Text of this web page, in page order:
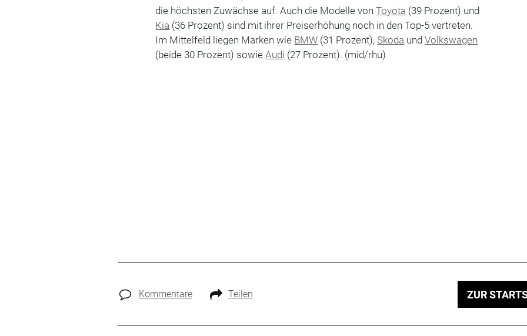
die höchsten Zuwächse auf. Auch die Modelle vonToyota (39 Prozent) und
Kia (36 Prozent) sind mit ihrer Preiserhöhung noch in den Top-5 vertreten.
Im Mittelfeld liegen Marken wie BMW (31 Prozent), Skoda undVolkswagen
(beide 30 Prozent) sowieAudi (27 Prozent). (mid/rhu)
Kommentare Teilen ZUR